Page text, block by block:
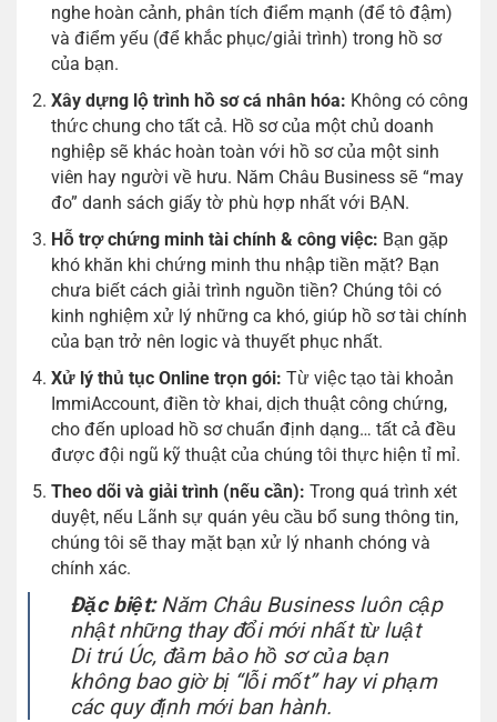
nghe hoàn cảnh, phân tích điểm mạnh (để tô đậm)
và điểm yếu (để khắc phục/giải trình) trong hồ sơ
của bạn.
Xây dựng lộ trình hồ sơ cá nhân hóa: Không có công
thức chung cho tất cả. Hồ sơ của một chủ doanh
nghiệp sẽ khác hoàn toàn với hồ sơ của một sinh
viên hay người về hưu. Năm Châu Business sẽ “may
đo” danh sách giấy tờ phù hợp nhất với BẠN.
Hỗ trợ chứng minh tài chính & công việc: Bạn gặp
khó khăn khi chứng minh thu nhập tiền mặt? Bạn
chưa biết cách giải trình nguồn tiền? Chúng tôi có
kinh nghiệm xử lý những ca khó, giúp hồ sơ tài chính
của bạn trở nên logic và thuyết phục nhất.
Xử lý thủ tục Online trọn gói: Từ việc tạo tài khoản
ImmiAccount, điền tờ khai, dịch thuật công chứng,
cho đến upload hồ sơ chuẩn định dạng… tất cả đều
được đội ngũ kỹ thuật của chúng tôi thực hiện tỉ mỉ.
Theo dõi và giải trình (nếu cần): Trong quá trình xét
duyệt, nếu Lãnh sự quán yêu cầu bổ sung thông tin,
chúng tôi sẽ thay mặt bạn xử lý nhanh chóng và
chính xác.
Đặc biệt:Năm Châu Business luôn cập
nhật những thay đổi mới nhất từ luật
Di trú Úc, đảm bảo hồ sơ của bạn
không bao giờ bị “lỗi mốt” hay vi phạm
các quy định mới ban hành.